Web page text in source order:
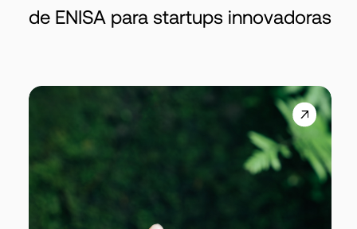
de ENISA para startups innovadoras